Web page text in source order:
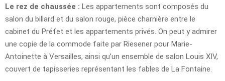
Le rez de chaussée : Les appartements sont composés du
salon du billard et du salon rouge, pièce charnière entre le
cabinet du Préfet et les appartements privés. On peut y admirer
une copie de la commode faite par Riesener pour Marie-
Antoinette à Versailles, ainsi qu’un ensemble de salon Louis XIV,
couvert de tapisseries représentant les fables de La Fontaine.